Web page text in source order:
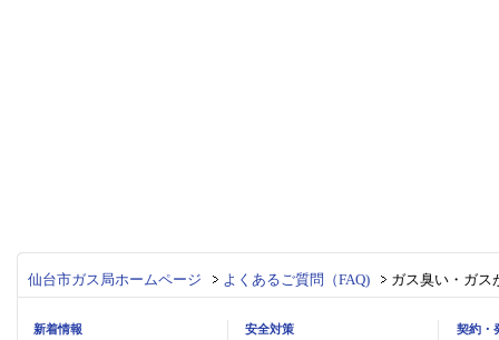
仙台市ガス局ホームページ よくあるご質問（FAQ) ガス臭い・ガス
新着情報
安全対策
契約・